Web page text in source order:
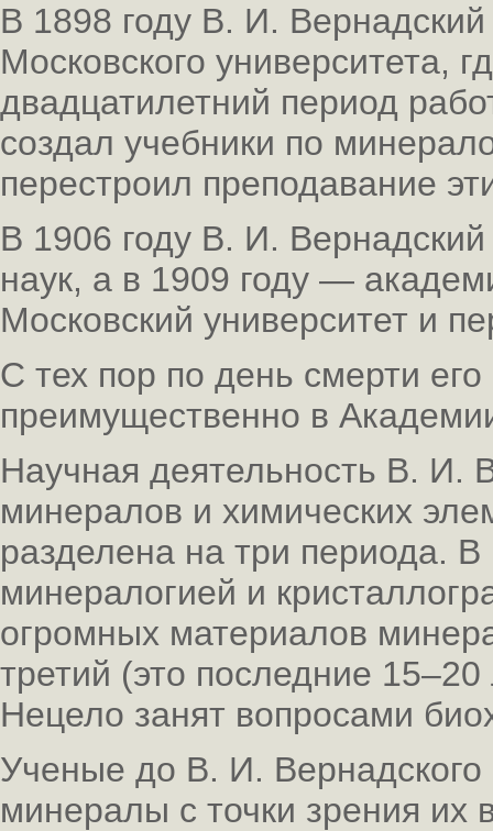
В 1898 году В. И.
Московского университета,
двадцатилетний период
создал учебники по
перестроил преподавание
В 1906 году В. И.
наук, а в 1909 году —
Московский университет и
С тех пор по день смерти
преимущественно в
Научная деятельность В. И.
минералов и химических
разделена на три периода.
минералогией и
огромных материалов
третий (это последние
Нецело занят вопросами
Ученые до В. И.
минералы с точки зрения